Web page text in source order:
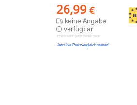
26,99 €
keine Angabe
verfügbar
Preis kann jetzt höher sein
Jetzt live Preisvergleich starten!